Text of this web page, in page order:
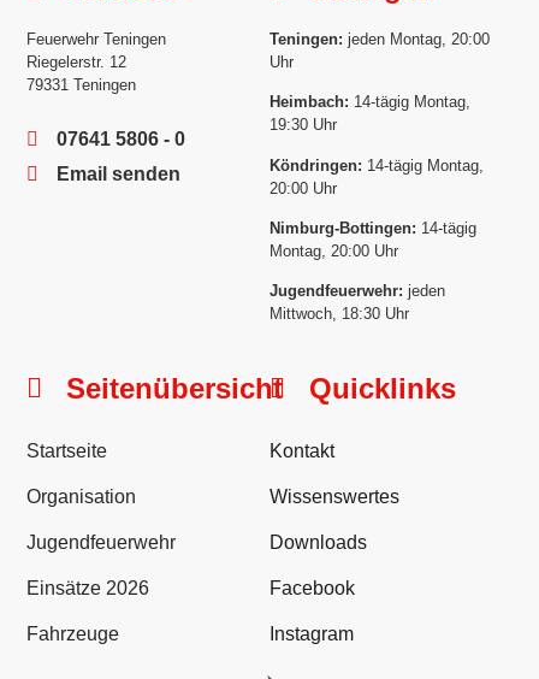
Feuerwehr Teningen
Riegelerstr. 12
79331 Teningen
07641 5806 - 0
Email senden
Teningen: jeden Montag, 20:00
Uhr
Heimbach: 14-tägig Montag,
19:30 Uhr
Köndringen: 14-tägig Montag,
20:00 Uhr
Nimburg-Bottingen: 14-tägig
Montag, 20:00 Uhr
Jugendfeuerwehr: jeden
Mittwoch, 18:30 Uhr
Seitenübersicht
Startseite
Organisation
Jugendfeuerwehr
Einsätze 2026
Fahrzeuge
Quicklinks
Kontakt
Wissenswertes
Downloads
Facebook
Instagram